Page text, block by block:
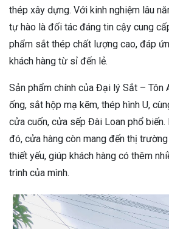
thép xây dựng. Với kinh nghiệm lâu
tự hào là đối tác đáng tin cậy cung
phẩm sắt thép chất lượng cao, đáp
khách hàng từ sỉ đến lẻ.
Sản phẩm chính của Đại lý Sắt – Tôn
ống, sắt hộp mạ kẽm, thép hình U,
cửa cuốn, cửa sếp Đài Loan phổ
đó, cửa hàng còn mang đến thị
thiết yếu, giúp khách hàng có thêm
trình của mình.